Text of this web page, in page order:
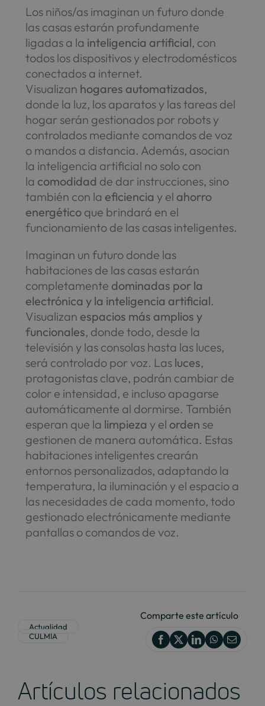
Los niños/as imaginan un futuro donde
las casas estarán profundamente
ligadas a la inteligencia artificial, con
todos los dispositivos y electrodomésticos
conectados a internet.
Visualizan hogares automatizados,
donde la luz, los aparatos y las tareas del
hogar serán gestionados por robots y
controlados mediante comandos de voz
o mandos a distancia. Además, asocian
la inteligencia artificial no solo con
la comodidad de dar instrucciones, sino
también con la eficiencia y el ahorro
energético que brindará en el
funcionamiento de las casas inteligentes.
Imaginan un futuro donde las
habitaciones de las casas estarán
completamente dominadas por la
electrónica y la inteligencia artificial.
Visualizan espacios más amplios y
funcionales, donde todo, desde la
televisión y las consolas hasta las luces,
será controlado por voz. Las luces,
protagonistas clave, podrán cambiar de
color e intensidad, e incluso apagarse
automáticamente al dormirse. También
esperan que la limpieza y el orden se
gestionen de manera automática. Estas
habitaciones inteligentes crearán
entornos personalizados, adaptando la
temperatura, la iluminación y el espacio a
las necesidades de cada momento, todo
gestionado electrónicamente mediante
pantallas o comandos de voz.
Actualidad
CULMIA
Comparte este artículo
Artículos relacionados